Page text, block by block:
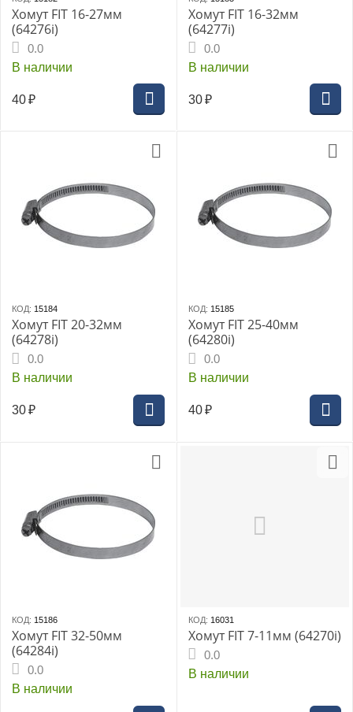
Хомут FIT 16-27мм
(64276i)
0.0
В наличии
40 ₽
Хомут FIT 16-32мм
(64277i)
0.0
В наличии
30 ₽
КОД: 15184
Хомут FIT 20-32мм
(64278i)
0.0
В наличии
30 ₽
КОД: 15185
Хомут FIT 25-40мм
(64280i)
0.0
В наличии
40 ₽
КОД: 15186
Хомут FIT 32-50мм
(64284i)
0.0
В наличии
КОД: 16031
Хомут FIT 7-11мм (64270i)
0.0
В наличии